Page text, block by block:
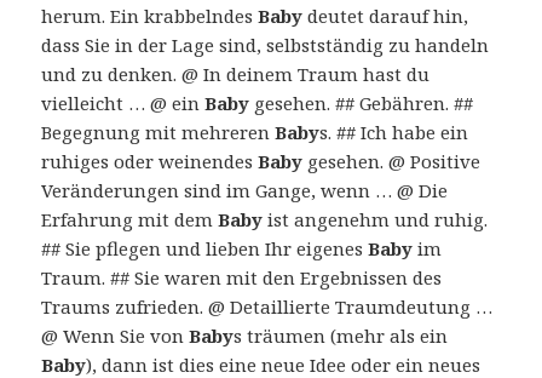
herum. Ein krabbelndesBaby deutet darauf hin,
dass Sie in der Lage sind, selbstständig zu handeln
und zu denken. @ In deinem Traum hast du
vielleicht … @ einBaby gesehen. ## Gebähren. ##
Begegnung mit mehrerenBabys. ## Ich habe ein
ruhiges oder weinendesBaby gesehen. @ Positive
Veränderungen sind im Gange, wenn … @ Die
Erfahrung mit demBaby ist angenehm und ruhig.
## Sie pflegen und lieben Ihr eigenesBaby im
Traum. ## Sie waren mit den Ergebnissen des
Traums zufrieden. @ Detaillierte Traumdeutung …
@ Wenn Sie vonBabys träumen (mehr als ein
Baby), dann ist dies eine neue Idee oder ein neues